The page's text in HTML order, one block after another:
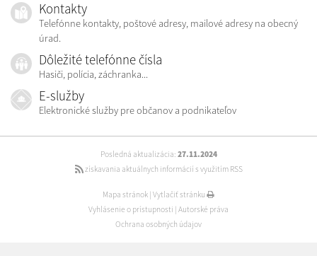
Kontakty
Telefónne kontakty, poštové adresy, mailové adresy na obecný
úrad.
Dôležité telefónne čísla
Hasiči, polícia, záchranka...
E-služby
Elektronické služby pre občanov a podnikateľov
Posledná aktualizácia: 27.11.2024
získavania aktuálnych informácií s využitím RSS
Mapa stránok Vytlačiť stránku
Vyhlásenie o prístupnosti Autorské práva
Ochrana osobných údajov